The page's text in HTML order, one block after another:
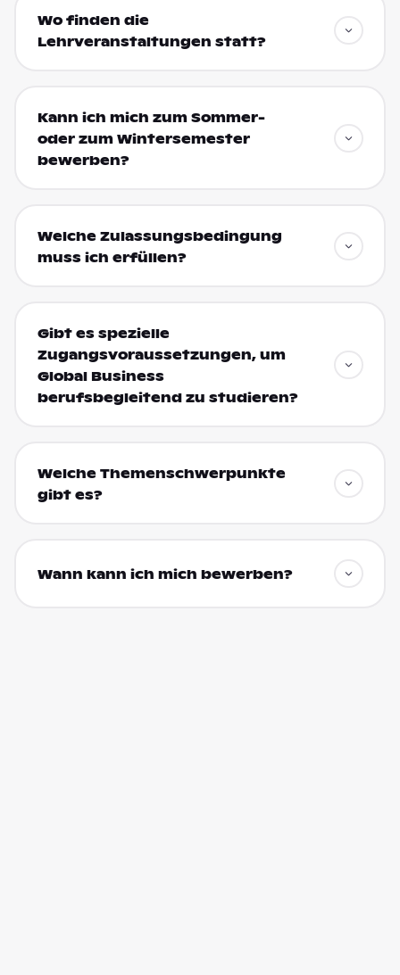
Wo finden die
Lehrveranstaltungen statt?
Kann ich mich zum Sommer-
oder zum Wintersemester
bewerben?
Welche Zulassungsbedingung
muss ich erfüllen?
Gibt es spezielle
Zugangsvoraussetzungen, um
Global Business
berufsbegleitend zu studieren?
Welche Themenschwerpunkte
gibt es?
Wann kann ich mich bewerben?